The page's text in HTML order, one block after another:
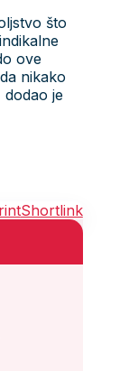
što
ove
nikako
dodao je
Shortlink